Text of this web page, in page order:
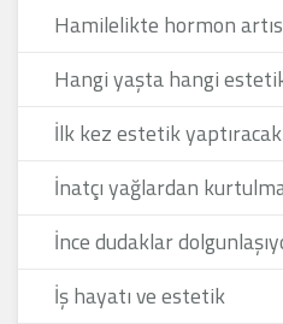
Hamilelikte hormon
Hangi yaşta hangi
İlk kez estetik
İnatçı yağlardan
İnce dudaklar
İş hayatı ve estetik